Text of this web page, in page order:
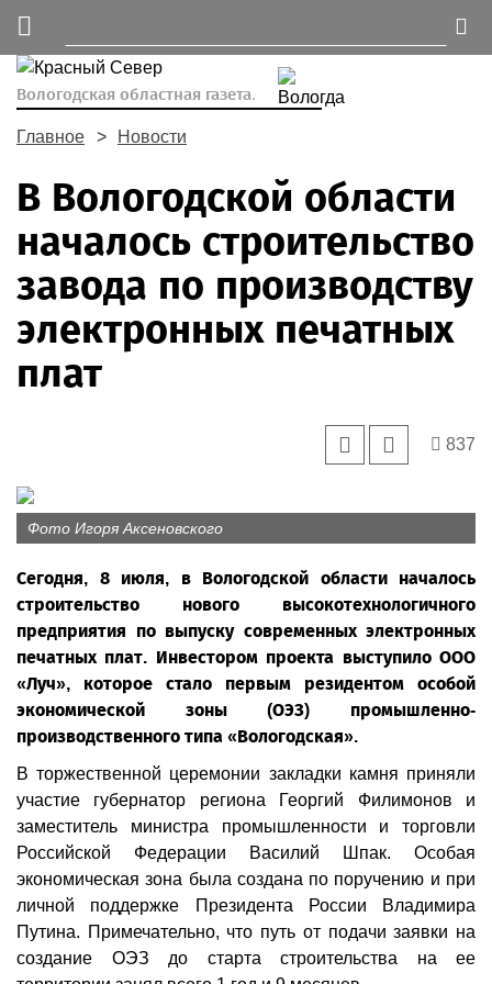
Вологодская областная газета.
Главное Новости
В Вологодской области
началось строительство
завода по производству
электронных печатных
плат
837
Фото Игоря Аксеновского
Сегодня, 8 июля, в Вологодской области началось
строительство нового высокотехнологичного
предприятия по выпуску современных электронных
печатных плат. Инвестором проекта выступило ООО
«Луч», которое стало первым резидентом особой
экономической зоны (ОЭЗ) промышленно-
производственного типа «Вологодская».
В торжественной церемонии закладки камня приняли
участие губернатор региона Георгий Филимонов и
заместитель министра промышленности и торговли
Российской Федерации Василий Шпак. Особая
экономическая зона была создана по поручению и при
личной поддержке Президента России Владимира
Путина. Примечательно, что путь от подачи заявки на
создание ОЭЗ до старта строительства на ее